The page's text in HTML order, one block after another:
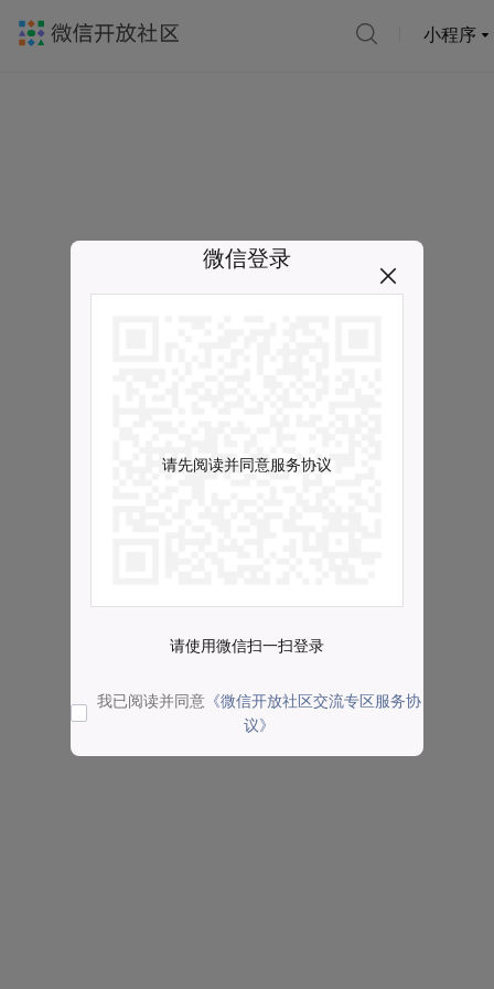
小程序
微信登录
请先阅读并同意服务协议
请使用微信扫一扫登录
我已阅读并同意 《微信开放社区交流专区服务协
议》